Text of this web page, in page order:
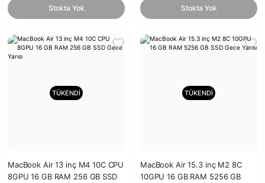
Stokta Yok Stokta Yok
TÜKENDİ
MacBook Air 13 inç M4 10C CPU
8GPU 16 GB RAM 256 GB SSD
TÜKENDİ
MacBook Air 15.3 inç M2 8C
10GPU 16 GB RAM 5256 GB